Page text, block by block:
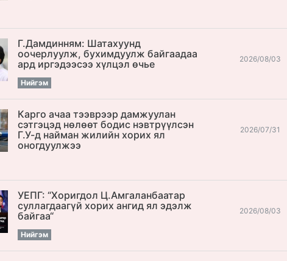
Г.Дамдинням: Шатахуунд
оочерлуулж, бухимдуулж байгаадаа
ард иргэдээсээ хүлцэл өчье
Нийгэм
2026/08/03
Карго ачаа тээврээр дамжуулан
сэтгэцэд нөлөөт бодис нэвтрүүлсэн
Г.У-д найман жилийн хорих ял
оногдуулжээ
2026/07/31
УЕПГ: “Хоригдол Ц.Амгаланбаатар
cуллагдаагүй хорих ангид ял эдэлж
байгаа“
Нийгэм
2026/08/03